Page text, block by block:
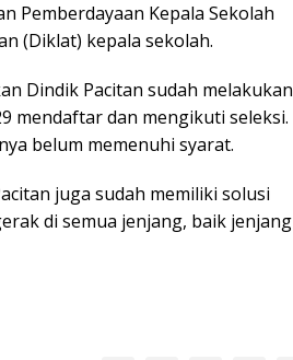
Pemberdayaan Kepala Sekolah
(Diklat) kepala sekolah.
Dindik Pacitan sudah melakukan
mendaftar dan mengikuti seleksi.
belum memenuhi syarat.
juga sudah memiliki solusi
di semua jenjang, baik jenjang